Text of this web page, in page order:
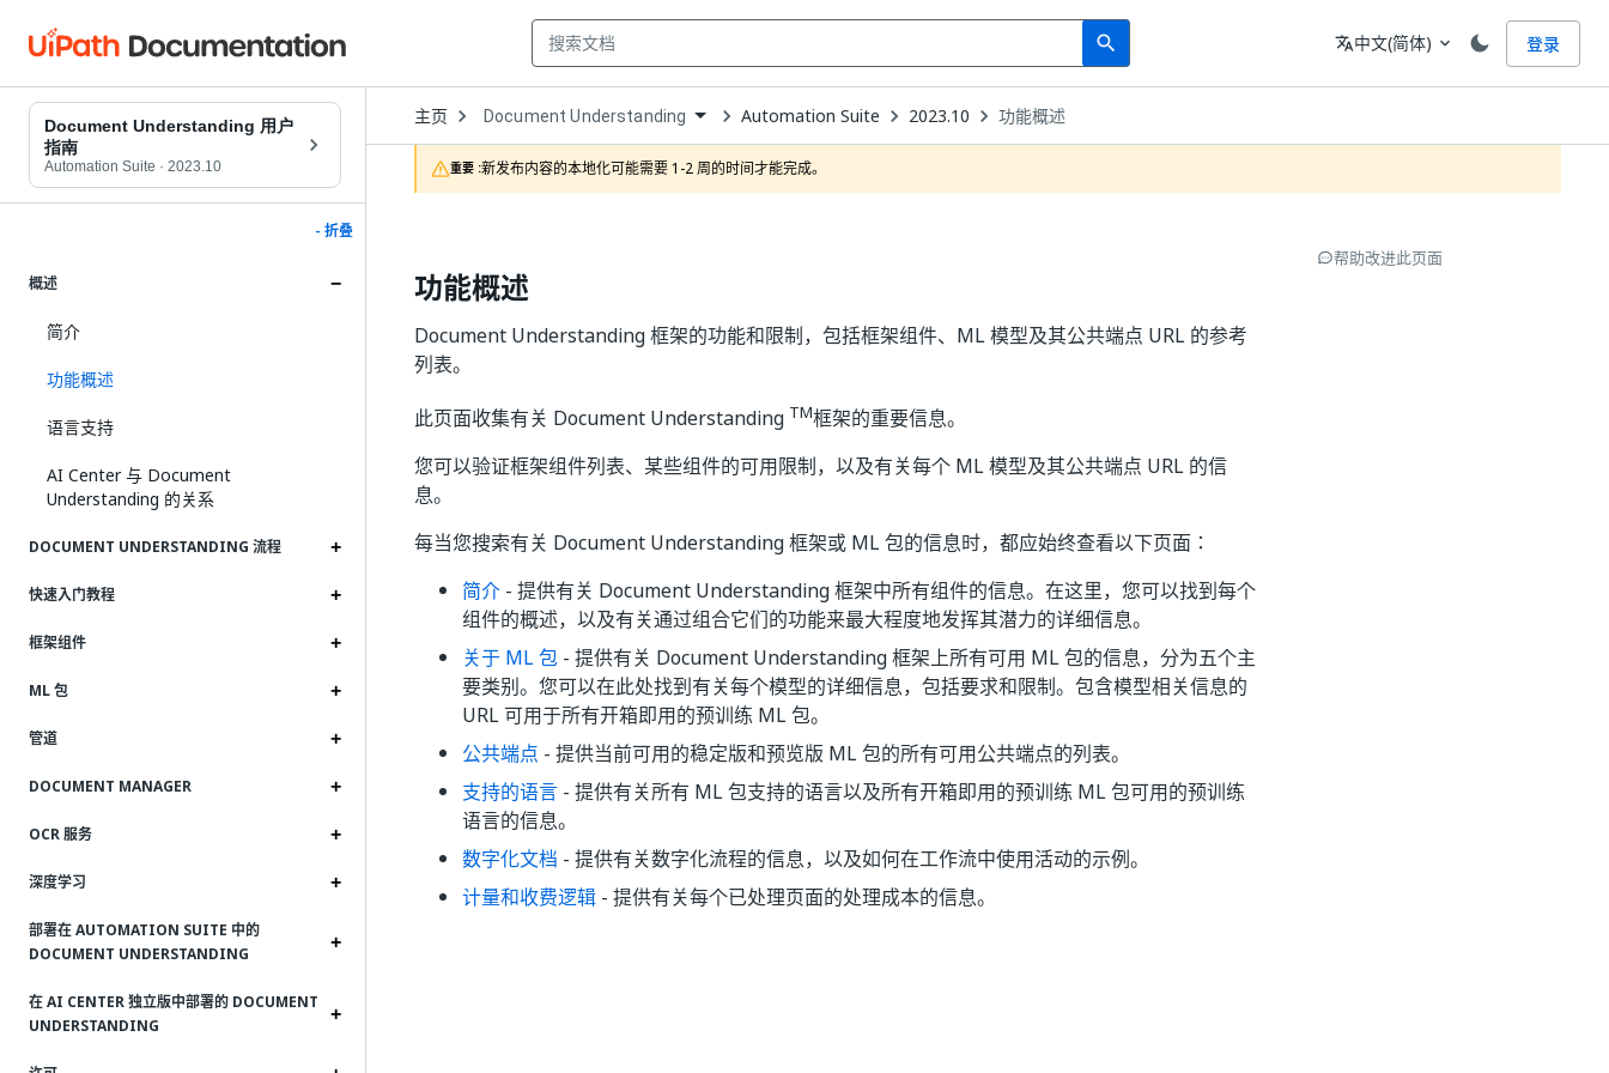
search
Search 语言
translate中文(简体) expand_more 登录
Document Understanding 用户
指南
Automation Suite · 2023.10
- 折叠
概述
简介
功能概述
语言支持
AI Center 与 Document
Understanding 的关系
DOCUMENT UNDERSTANDING 流程
快速入门教程
框架组件
ML 包
管道
DOCUMENT MANAGER
OCR 服务
深度学习
部署在 AUTOMATION SUITE 中的
DOCUMENT UNDERSTANDING
在 AI CENTER 独立版中部署的 DOCUMENT
UNDERSTANDING
主页 Open
Dropdown
to
choose
product
Document Understanding Automation Suite 2023.10 功能概述
重要 :新发布内容的本地化可能需要 1-2 周的时间才能完成。
功能概述
Document Understanding 框架的功能和限制，包括框架组件、ML 模型及其公共端点 URL 的参考
列表。
此页面收集有关 Document Understanding TM框架的重要信息。
您可以验证框架组件列表、某些组件的可用限制，以及有关每个 ML 模型及其公共端点 URL 的信
息。
每当您搜索有关 Document Understanding 框架或 ML 包的信息时，都应始终查看以下页面：
简介 - 提供有关 Document Understanding 框架中所有组件的信息。在这里，您可以找到每个
组件的概述，以及有关通过组合它们的功能来最大程度地发挥其潜力的详细信息。
关于 ML 包 - 提供有关 Document Understanding 框架上所有可用 ML 包的信息，分为五个主
要类别。您可以在此处找到有关每个模型的详细信息，包括要求和限制。包含模型相关信息的
URL 可用于所有开箱即用的预训练 ML 包。
公共端点 - 提供当前可用的稳定版和预览版 ML 包的所有可用公共端点的列表。
支持的语言 - 提供有关所有 ML 包支持的语言以及所有开箱即用的预训练 ML 包可用的预训练
语言的信息。
数字化文档 - 提供有关数字化流程的信息，以及如何在工作流中使用活动的示例。
计量和收费逻辑 - 提供有关每个已处理页面的处理成本的信息。
帮助改进此页面